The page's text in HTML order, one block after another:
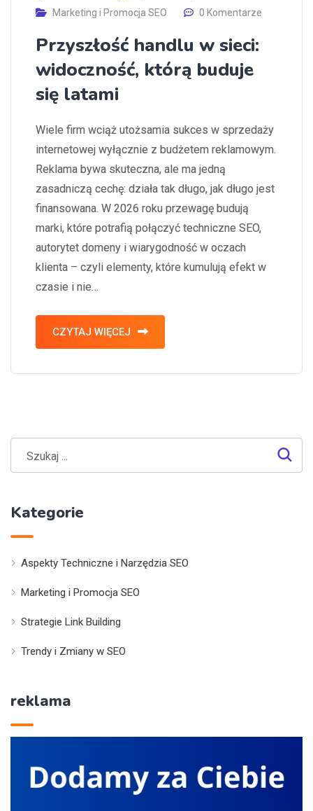
Marketing i Promocja SEO
0 Komentarze
Przyszłość handlu w sieci:
widoczność, którą buduje
się latami
Wiele firm wciąż utożsamia sukces w sprzedaży
internetowej wyłącznie z budżetem reklamowym.
Reklama bywa skuteczna, ale ma jedną
zasadniczą cechę: działa tak długo, jak długo jest
finansowana. W 2026 roku przewagę budują
marki, które potrafią połączyć techniczne SEO,
autorytet domeny i wiarygodność w oczach
klienta – czyli elementy, które kumulują efekt w
czasie i nie…
CZYTAJ WIĘCEJ
Kategorie
Aspekty Techniczne i Narzędzia SEO
Marketing i Promocja SEO
Strategie Link Building
Trendy i Zmiany w SEO
reklama